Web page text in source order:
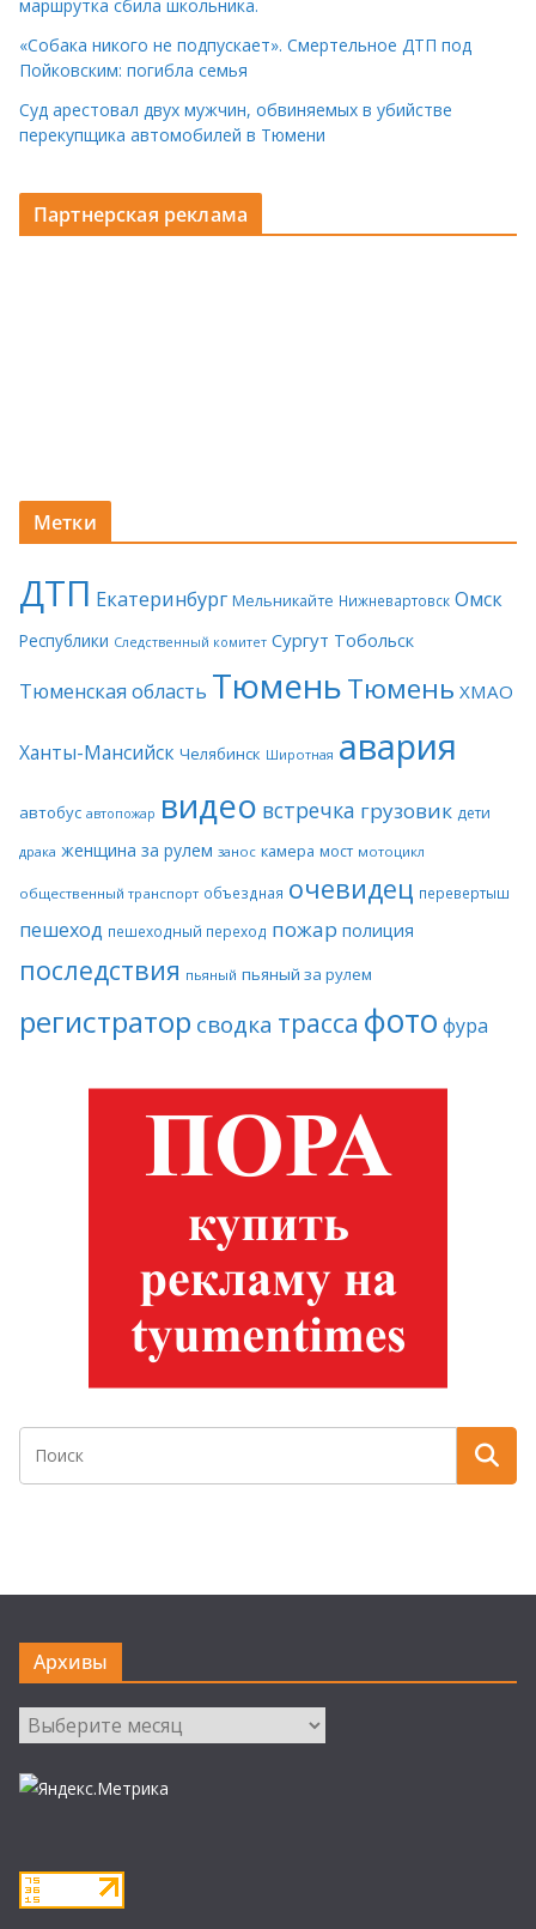
маршрутка сбила школьника.
«Собака никого не подпускает». Смертельное ДТП под
Пойковским: погибла семья
Суд арестовал двух мужчин, обвиняемых в убийстве
перекупщика автомобилей в Тюмени
Партнерская реклама
Метки
ДТП Екатеринбург Мельникайте Нижневартовск Омск
Республики Следственный комитет Сургут Тобольск
Тюменская область ТюменьТюмень ХМАО
Ханты-Мансийск Челябинск Широтная авария
автобус автопожар видео встречка грузовик дети
драка женщина за рулем занос камера мост мотоцикл
общественный транспорт объездная очевидец перевертыш
пешеход пешеходный переход пожар полиция
последствия пьяный пьяный за рулем
регистратор сводка трасса фото фура
Архивы
Архивы